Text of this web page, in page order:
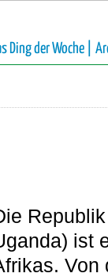
Ding der Woche |
ist
Von